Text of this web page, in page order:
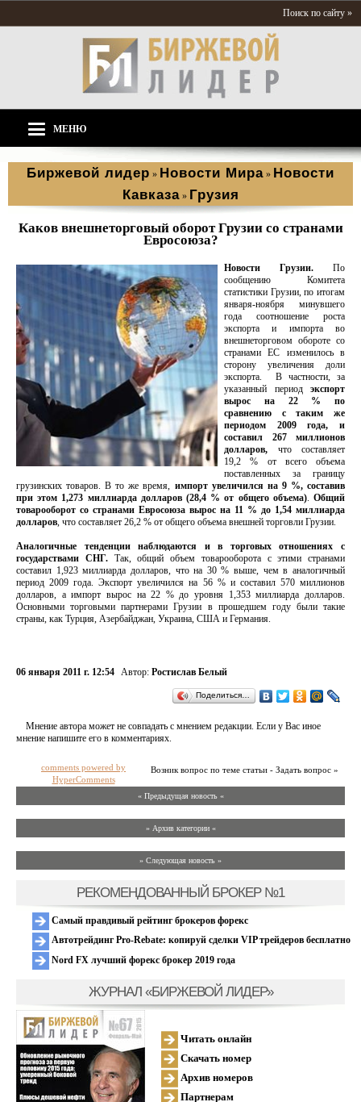
Поиск по сайту »
МЕНЮ
Биржевой лидер » Новости Мира » Новости
Кавказа » Грузия
Каков внешнеторговый оборот Грузии со странами
Евросоюза?
Новости Грузии. По
сообщению Комитета
статистики Грузии, по итогам
января-ноября минувшего
года соотношение роста
экспорта и импорта во
внешнеторговом обороте со
странами ЕС изменилось в
сторону увеличения доли
экспорта. В частности, за
указанный период экспорт
вырос на 22 % по
сравнению с таким же
периодом 2009 года, и
составил 267 миллионов
долларов, что составляет
19,2 % от всего объема
поставленных за границу
грузинских товаров. В то же время, импорт увеличился на 9 %, составив
при этом 1,273 миллиарда долларов (28,4 % от общего объема).Общий
товарооборот со странами Евросоюза вырос на 11 % до 1,54 миллиарда
долларов, что составляет 26,2 % от общего объема внешней торговли Грузии.
Аналогичные тенденции наблюдаются и в торговых отношениях с
государствами СНГ. Так, общий объем товарооборота с этими странами
составил 1,923 миллиарда долларов, что на 30 % выше, чем в аналогичный
период 2009 года. Экспорт увеличился на 56 % и составил 570 миллионов
долларов, а импорт вырос на 22 % до уровня 1,353 миллиарда долларов.
Основными торговыми партнерами Грузии в прошедшем году были такие
страны, как Турция, Азербайджан, Украина, США и Германия.
06 января 2011 г. 12:54 Автор: Ростислав Белый
Поделиться…
Мнение автора может не совпадать с мнением редакции. Если у Вас иное
мнение напишите его в комментариях.
Возник вопрос по теме статьи - Задать вопрос »
comments powered by
HyperComments
« Предыдущая новость «
» Архив категории «
» Следующая новость »
РЕКОМЕНДОВАННЫЙ БРОКЕР №1
Самый правдивый рейтинг брокеров форекс
Автотрейдинг Pro-Rebate: копируй сделки VIP трейдеров бесплатно
Nord FX лучший форекс брокер 2019 года
ЖУРНАЛ «БИРЖЕВОЙ ЛИДЕР»
Читать онлайн
Скачать номер
Архив номеров
Партнерам